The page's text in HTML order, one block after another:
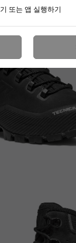
또는 앱 실행하기